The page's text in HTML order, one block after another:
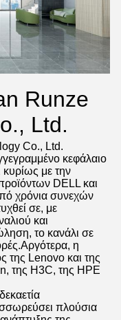
Runze
Ltd.
Co., Ltd.
κεφάλαιο
κυρίως με την
DELL και
χρόνια συνεχών
σε, με
και
το κανάλι σε
η
της Lenovo και της
της H3C, της HPE
πλούσια